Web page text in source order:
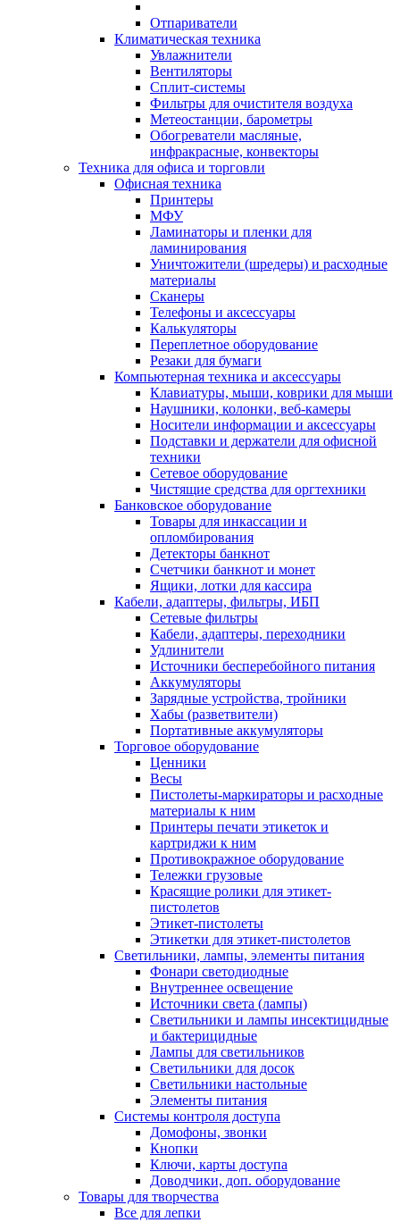
Отпариватели
Климатическая техника
Увлажнители
Вентиляторы
Сплит-системы
Фильтры для очистителя воздуха
Метеостанции, барометры
Обогреватели масляные,
инфракрасные, конвекторы
Техника для офиса и торговли
Офисная техника
Принтеры
МФУ
Ламинаторы и пленки для
ламинирования
Уничтожители (шредеры) и расходные
материалы
Сканеры
Телефоны и аксессуары
Калькуляторы
Переплетное оборудование
Резаки для бумаги
Компьютерная техника и аксессуары
Клавиатуры, мыши, коврики для мыши
Наушники, колонки, веб-камеры
Носители информации и аксессуары
Подставки и держатели для офисной
техники
Сетевое оборудование
Чистящие средства для оргтехники
Банковское оборудование
Товары для инкассации и
опломбирования
Детекторы банкнот
Счетчики банкнот и монет
Ящики, лотки для кассира
Кабели, адаптеры, фильтры, ИБП
Сетевые фильтры
Кабели, адаптеры, переходники
Удлинители
Источники бесперебойного питания
Аккумуляторы
Зарядные устройства, тройники
Хабы (разветвители)
Портативные аккумуляторы
Торговое оборудование
Ценники
Весы
Пистолеты-маркираторы и расходные
материалы к ним
Принтеры печати этикеток и
картриджи к ним
Противокражное оборудование
Тележки грузовые
Красящие ролики для этикет-
пистолетов
Этикет-пистолеты
Этикетки для этикет-пистолетов
Светильники, лампы, элементы питания
Фонари светодиодные
Внутреннее освещение
Источники света (лампы)
Светильники и лампы инсектицидные
и бактерицидные
Лампы для светильников
Светильники для досок
Светильники настольные
Элементы питания
Системы контроля доступа
Домофоны, звонки
Кнопки
Ключи, карты доступа
Доводчики, доп. оборудование
Товары для творчества
Все для лепки